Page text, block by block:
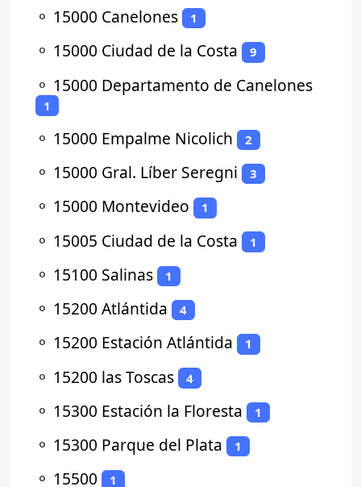
⚬ 15000 Canelones 1
⚬ 15000 Ciudad de la Costa 9
⚬ 15000 Departamento de Canelones
1
⚬ 15000 Empalme Nicolich 2
⚬ 15000 Gral. Líber Seregni 3
⚬ 15000 Montevideo 1
⚬ 15005 Ciudad de la Costa 1
⚬ 15100 Salinas 1
⚬ 15200 Atlántida 4
⚬ 15200 Estación Atlántida 1
⚬ 15200 las Toscas 4
⚬ 15300 Estación la Floresta 1
⚬ 15300 Parque del Plata 1
⚬ 15500 1